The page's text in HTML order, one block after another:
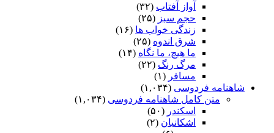
آواز آفتاب (۳۲)
حجم سبز (۲۵)
زندگی خواب ها (۱۶)
شرق اندوه (۲۵)
ما هیچ، ما نگاه (۱۴)
مرگ رنگ (۲۲)
مسافر (۱)
شاهنامه فردوسی (۱,۰۳۴)
متن کامل شاهنامه فردوسی (۱,۰۳۴)
اسکندر (۵۰)
اشکانیان (۲)